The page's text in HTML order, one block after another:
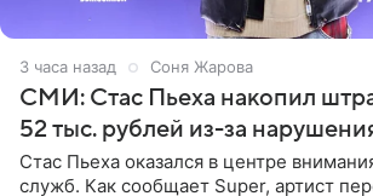
3 часа назад Соня Жарова
СМИ: Стас Пьеха накопил
52 тыс. рублей из-за
Стас Пьеха оказался в центре
служб. Как сообщает Super, артист